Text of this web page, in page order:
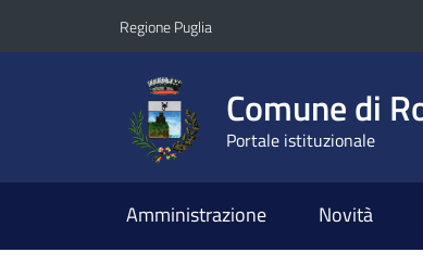
Regione Puglia
Comune di
Portale istituzionale
Amministrazione Novità